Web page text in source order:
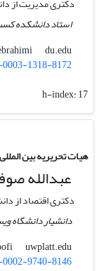
استاد دانشکده
ebrahimi
du.edu
1318-8172
h-index:17
هیات تحریریه بین المللی
عبدالله
دکتری اقتصاد از
دانشیار دانشگاه
soofi
uwplatt.edu
9740-8146